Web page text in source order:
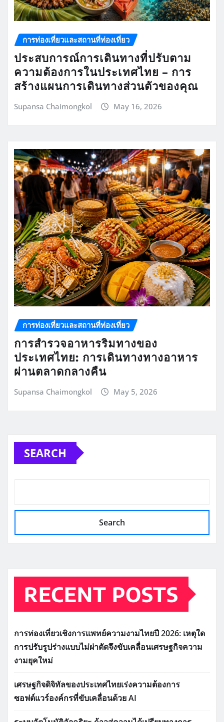
การท่องเที่ยวและสถานที่ท่องเที่ยว
ประสบการณ์การเดินทางที่ปรับตาม
ความต้องการในประเทศไทย – การ
สร้างแผนการเดินทางส่วนตัวของคุณ
Supansa Chaimongkol May 16, 2026
การท่องเที่ยวและสถานที่ท่องเที่ยว
การสำรวจอาหารริมทางของ
ประเทศไทย: การเดินทางทางอาหาร
ผ่านตลาดกลางคืน
Supansa Chaimongkol May 5, 2026
SEARCH
Search
RECENT POSTS
การท่องเที่ยวเชิงการแพทย์ความงามไทยปี 2026: เหตุใด
การปรับรูปร่างแบบไม่ผ่าตัดจึงขับเคลื่อนเศรษฐกิจความ
งามยุคใหม่
เศรษฐกิจดิจิทัลของประเทศไทยเร่งความต้องการ
ซอฟต์แวร์องค์กรที่ขับเคลื่อนด้วย AI